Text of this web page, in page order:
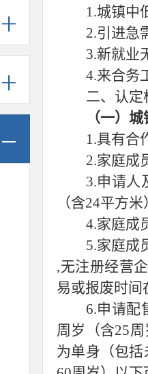
1.城镇中
2.引进急
3.新就业
4.来合务
二、认定
（一）
1.具有合
2.家庭成
3.申请人
（含24平方
4.家庭成
5.家庭成
,无注册经营
易或报废时间
6.申请配
周岁（含25
为单身（包